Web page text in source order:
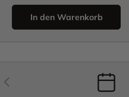
In den Warenkorb
Vorherige